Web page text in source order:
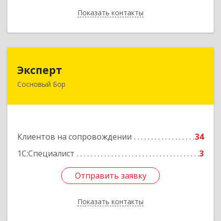
Показать контакты
Назад
Эксперт
Сосновый Бор
Клиентов на сопровождении
34
1С:Специалист
3
Отправить заявку
Показать контакты
188544, Ленинградская обл, Сосновый Бор г, 50
Отправить заявку
Назад